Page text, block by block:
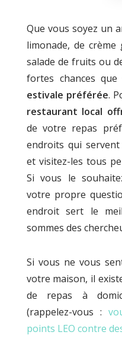
Que vous soyez un
limonade, de
salade de fruits ou
fortes chances
estivale préférée.
restaurant local
de votre repas
endroits qui
et visitez-les tous
Si vous le
votre propre
endroit sert le
sommes des
Si vous ne vous
votre maison, il
de repas à
(rappelez-vous :
points LEO contre